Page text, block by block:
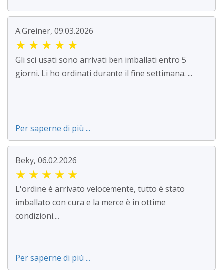
A.Greiner, 09.03.2026
★ ★ ★ ★ ★
Gli sci usati sono arrivati ben imballati entro 5
giorni. Li ho ordinati durante il fine settimana. ...
Per saperne di più ...
Beky, 06.02.2026
★ ★ ★ ★ ★
L'ordine è arrivato velocemente, tutto è stato
imballato con cura e la merce è in ottime
condizioni....
Per saperne di più ...